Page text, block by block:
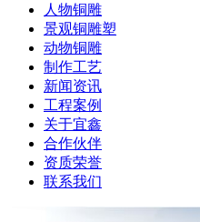
人物铜雕
景观铜雕塑
动物铜雕
制作工艺
新闻资讯
工程案例
关于宜鑫
合作伙伴
资质荣誉
联系我们